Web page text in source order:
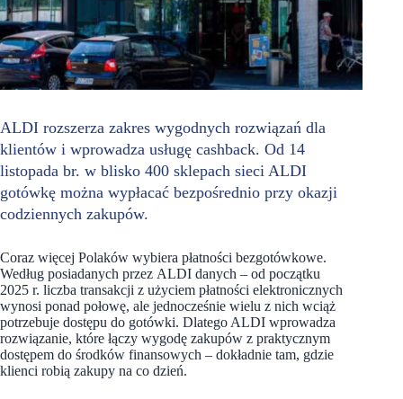
ALDI rozszerza zakres wygodnych rozwiązań dla
klientów i wprowadza usługę cashback. Od 14
listopada br. w blisko 400 sklepach sieci ALDI
gotówkę można wypłacać bezpośrednio przy okazji
codziennych zakupów.
Coraz więcej Polaków wybiera płatności bezgotówkowe.
Według posiadanych przez ALDI danych – od początku
2025 r. liczba transakcji z użyciem płatności elektronicznych
wynosi ponad połowę, ale jednocześnie wielu z nich wciąż
potrzebuje dostępu do gotówki. Dlatego ALDI wprowadza
rozwiązanie, które łączy wygodę zakupów z praktycznym
dostępem do środków finansowych – dokładnie tam, gdzie
klienci robią zakupy na co dzień.